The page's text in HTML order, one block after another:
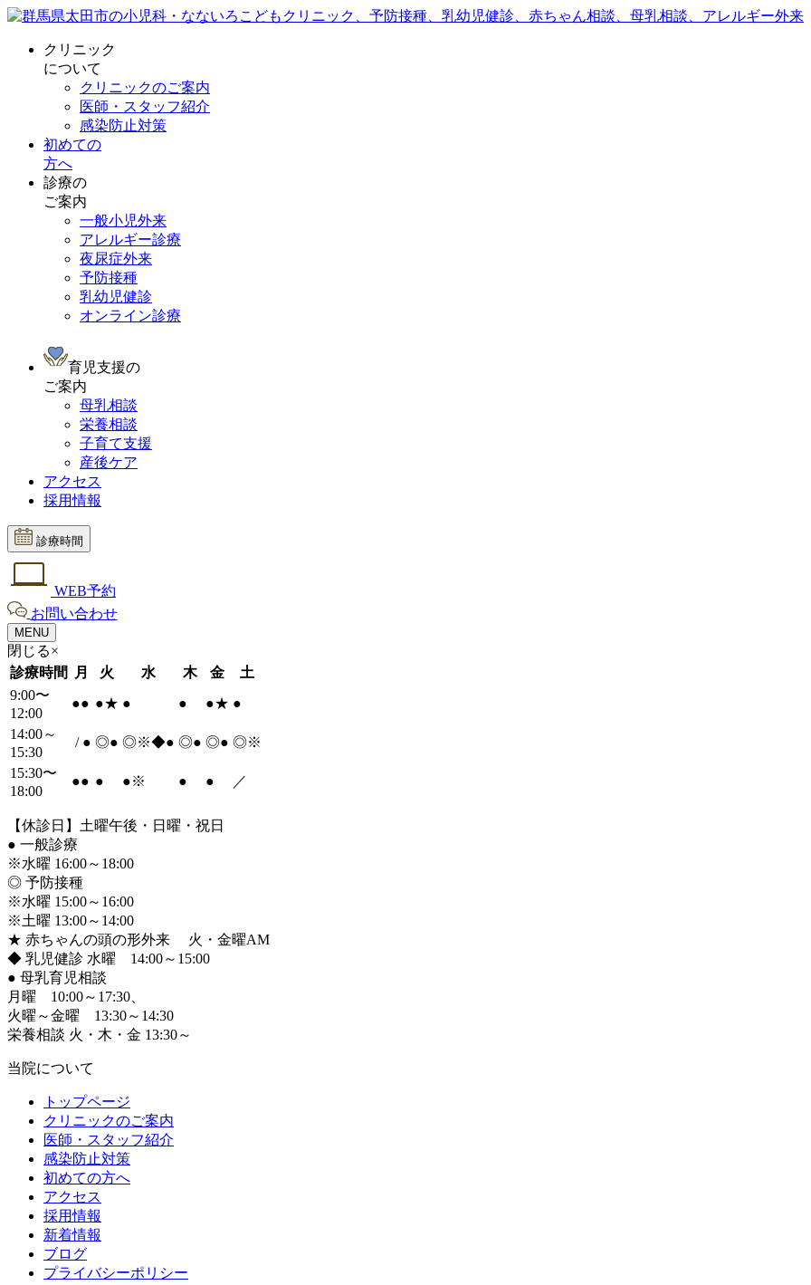
クリニック
について
クリニックのご案内
医師・スタッフ紹介
感染防止対策
初めての
方へ
診療の
ご案内
一般小児外来
アレルギー診療
夜尿症外来
予防接種
乳幼児健診
オンライン診療
育児支援の
ご案内
母乳相談
栄養相談
子育て支援
産後ケア
アクセス
採用情報
診療時間
WEB予約
お問い合わせ
MENU
閉じる×
診療時間
月 火 水 木 金
土
9:00〜
12:00
●● ●★ ● ● ●★ ●
14:00～
15:30
/ ● ◎● ◎※◆● ◎● ◎● ◎※
15:30〜
18:00
●● ● ●※ ● ● ／
【休診日】土曜午後・日曜・祝日
● 一般診療
※水曜 16:00～18:00
◎ 予防接種
※水曜 15:00～16:00
※土曜 13:00～14:00
★ 赤ちゃんの頭の形外来 火・金曜AM
◆ 乳児健診 水曜 14:00～15:00
● 母乳育児相談
月曜 10:00～17:30、
火曜～金曜 13:30～14:30
栄養相談 火・木・金 13:30～
当院について
トップページ
クリニックのご案内
医師・スタッフ紹介
感染防止対策
初めての方へ
アクセス
採用情報
新着情報
ブログ
プライバシーポリシー